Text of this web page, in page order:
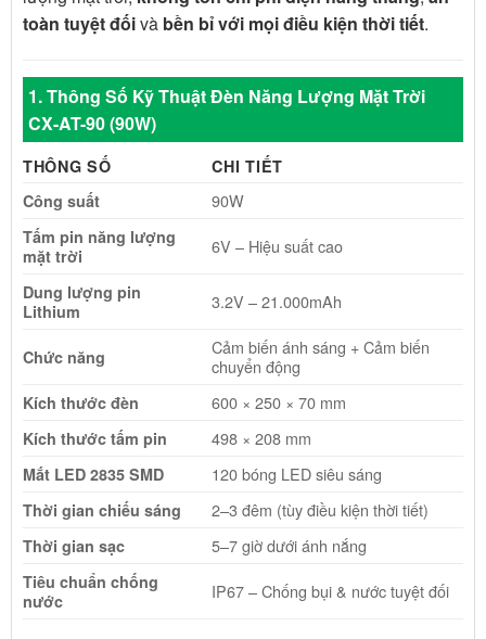
toàn tuyệt đốivà bền bỉ với mọi điều kiện thời tiết.
1. Thông Số Kỹ Thuật Đèn Năng Lượng Mặt Trời
CX-AT-90 (90W)
THÔNG SỐ
CHI TIẾT
Công suất
90W
Tấm pin năng lượng
mặt trời
6V – Hiệu suất cao
Dung lượng pin
Lithium
3.2V – 21.000mAh
Chức năng
Cảm biến ánh sáng + Cảm biến
chuyển động
Kích thước đèn 600 × 250 × 70 mm
Kích thước tấm pin 498 × 208 mm
Mắt LED 2835 SMD 120 bóng LED siêu sáng
Thời gian chiếu sáng 2–3 đêm (tùy điều kiện thời tiết)
Thời gian sạc 5–7 giờ dưới ánh nắng
Tiêu chuẩn chống
nước
IP67 – Chống bụi & nước tuyệt đối